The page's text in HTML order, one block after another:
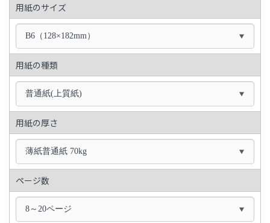
用紙のサイズ
B6（128×182mm）
用紙の種類
普通紙(上質紙)
用紙の厚さ
薄紙普通紙 70kg
ページ数
8～20ページ